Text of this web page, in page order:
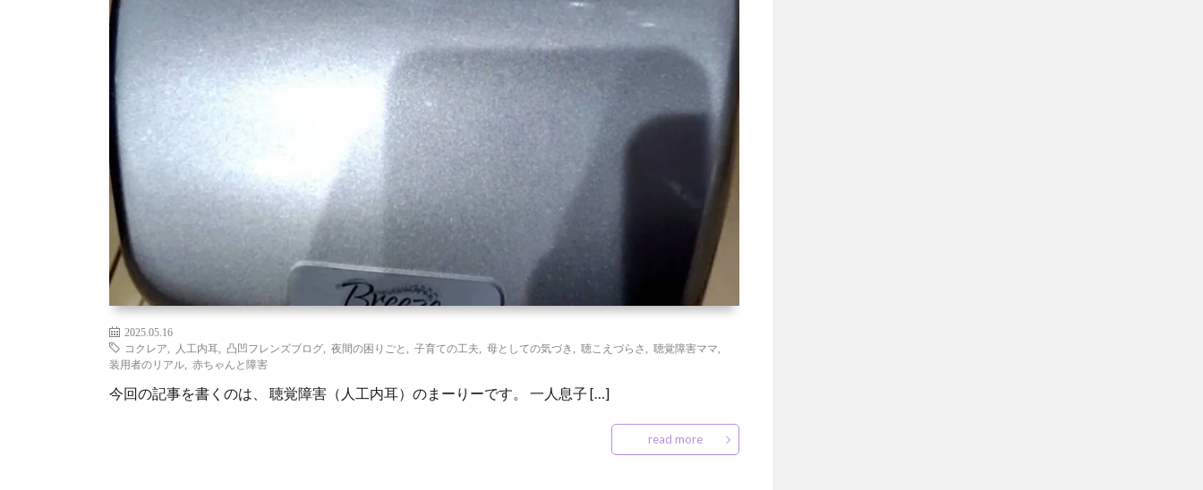
2025.05.16
コクレア
人工内耳 凸凹フレンズブログ 夜間の困りごと 子育ての工夫 母としての気づき 聴こえづらさ 聴覚障害ママ
装用者のリアル
赤ちゃんと障害
今回の記事を書くのは、 聴覚障害（人工内耳）のまーりーです。 一人息子 […]
read more